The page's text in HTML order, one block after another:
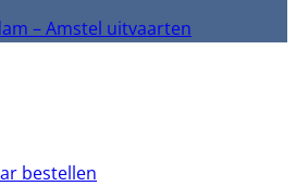
– Amstel uitvaarten
bestellen